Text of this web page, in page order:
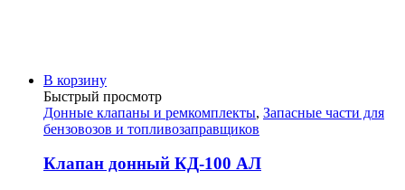
В корзину
Быстрый просмотр
Донные клапаны и ремкомплекты, Запасные части для
бензовозов и топливозаправщиков
Клапан донный КД-100 АЛ